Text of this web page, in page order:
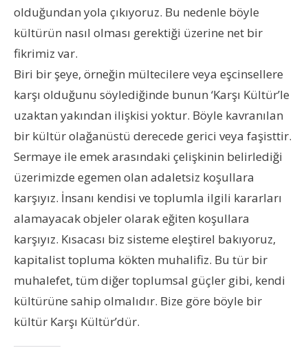
olduğundan yola çıkıyoruz. Bu nedenle böyle
kültürün nasıl olması gerektiği üzerine net bir
fikrimiz var.
Biri bir şeye, örneğin mültecilere veya eşcinsellere
karşı olduğunu söylediğinde bunun ‘Karşı Kültür’le
uzaktan yakından ilişkisi yoktur. Böyle kavranılan
bir kültür olağanüstü derecede gerici veya faşisttir.
Sermaye ile emek arasındaki çelişkinin belirlediği
üzerimizde egemen olan adaletsiz koşullara
karşıyız. İnsanı kendisi ve toplumla ilgili kararları
alamayacak objeler olarak eğiten koşullara
karşıyız. Kısacası biz sisteme eleştirel bakıyoruz,
kapitalist topluma kökten muhalifiz. Bu tür bir
muhalefet, tüm diğer toplumsal güçler gibi, kendi
kültürüne sahip olmalıdır. Bize göre böyle bir
kültür Karşı Kültür’dür.